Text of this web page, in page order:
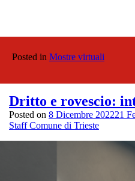
Posted in Mostre virtuali
Dritto e rovescio:
Posted on 8 Dicembre 202221
Staff Comune di Trieste